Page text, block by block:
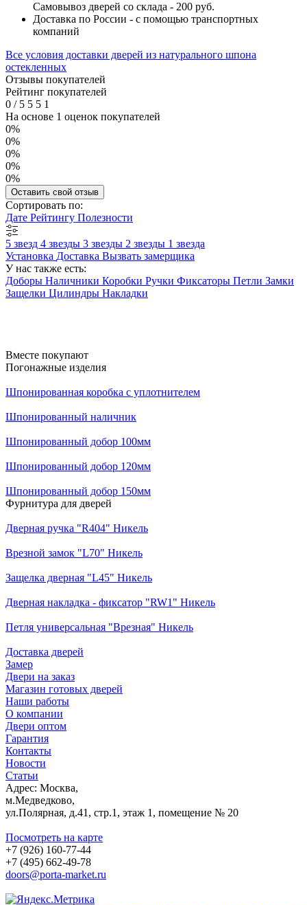
Самовывоз дверей со склада - 200 руб.
Доставка по России - с помощью транспортных
компаний
Все условия доставки дверей из натурального шпона
остекленных
Отзывы покупателей
Рейтинг покупателей
0 /5 5 5 1
На основе 1 оценок покупателей
0%
0%
0%
0%
0%
Оставить свой отзыв
Сортировать по:
Дате Рейтингу Полезности
5 звезд 4 звезды 3 звезды 2 звезды 1 звезда
Установка Доставка Вызвать замерщика
У нас также есть:
Доборы Наличники Коробки Ручки Фиксаторы Петли Замки
Защелки Цилиндры Накладки
Вместе покупают
Погонажные изделия
Шпонированная коробка с уплотнителем
Шпонированный наличник
Шпонированный добор 100мм
Шпонированный добор 120мм
Шпонированный добор 150мм
Фурнитура для дверей
Дверная ручка "R404" Никель
Врезной замок "L70" Никель
Защелка дверная "L45" Никель
Дверная накладка - фиксатор "RW1" Никель
Петля универсальная "Врезная" Никель
Доставка дверей
Замер
Двери на заказ
Магазин готовых дверей
Наши работы
О компании
Двери оптом
Гарантия
Контакты
Новости
Статьи
Адрес: Москва,
м.Медведково,
ул.Полярная, д.41, стр.1, этаж 1, помещение № 20
Посмотреть на карте
+7 (926) 160-77-44
+7 (495) 662-49-78
doors@porta-market.ru